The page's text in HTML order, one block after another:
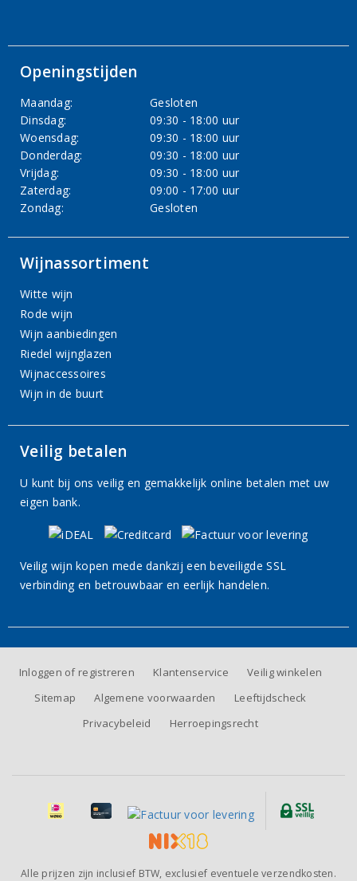
Openingstijden
Maandag:
Gesloten
Dinsdag:
09:30 - 18:00 uur
Woensdag:
09:30 - 18:00 uur
Donderdag:
09:30 - 18:00 uur
Vrijdag:
09:30 - 18:00 uur
Zaterdag:
09:00 - 17:00 uur
Zondag:
Gesloten
Wijnassortiment
Witte wijn
Rode wijn
Wijn aanbiedingen
Riedel wijnglazen
Wijnaccessoires
Wijn in de buurt
Veilig betalen
U kunt bij ons veilig en gemakkelijk online betalen met uw
eigen bank.
Veilig wijn kopen mede dankzij een beveiligde SSL
verbinding en betrouwbaar en eerlijk handelen.
Inloggen of registreren Klantenservice
Veilig winkelen
Sitemap
Algemene voorwaarden
Leeftijdscheck
Privacybeleid
Herroepingsrecht
Alle prijzen zijn inclusief BTW, exclusief eventuele verzendkosten.